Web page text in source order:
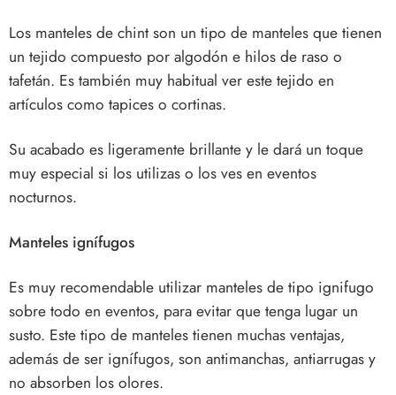
Los manteles de chint son un tipo de manteles que tienen
un tejido compuesto por algodón e hilos de raso o
tafetán. Es también muy habitual ver este tejido en
artículos como tapices o cortinas.
Su acabado es ligeramente brillante y le dará un toque
muy especial si los utilizas o los ves en eventos
nocturnos.
Manteles ignífugos
Es muy recomendable utilizar manteles de tipo ignifugo
sobre todo en eventos, para evitar que tenga lugar un
susto. Este tipo de manteles tienen muchas ventajas,
además de ser ignífugos, son antimanchas, antiarrugas y
no absorben los olores.